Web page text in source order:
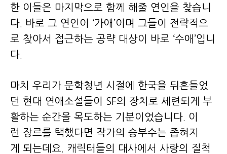
한 이들은 마지막으로 함께 해줄 연인을 찾습니
다. 바로 그 연인이 ‘가애’이며 그들이 전략적으
로 찾아서 접근하는 공략 대상이 바로 ‘수애’입니
다.
마치 우리가 문학청년 시절에 한국을 뒤흔들었
던 현대 연애소설들이 SF의 장치로 세련되게 부
활하는 순간을 목도하는 기분이었습니다. 이
런 장르를 택했다면 작가의 승부수는 좁혀지
게 되는데요. 캐릭터들의 대사에서 사랑의 질척